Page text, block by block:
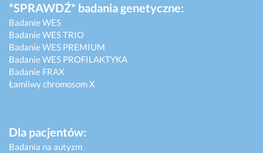
*SPRAWDŹ* badania genetyczne:
Badanie WES
Badanie WES TRIO
Badanie WES PREMIUM
Badanie WES PROFILAKTYKA
Badanie FRAX
Łamliwy chromosom X
Dla pacjentów:
Badania na autyzm